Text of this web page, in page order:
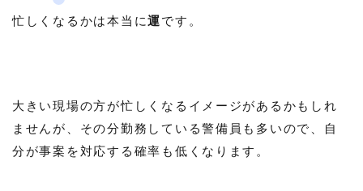
忙しくなるかは本当に運です。
大きい現場の方が忙しくなるイメージがあるかもしれ
ませんが、その分勤務している警備員も多いので、自
分が事案を対応する確率も低くなります。